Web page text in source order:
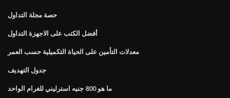
حصة مجلة التداول
أفضل الكتب على الاجهزة التداول
معدلات التأمين على الحياة التكميلية حسب العمر
جدول التهديف
ما هو 800 جنيه استرليني للغرام الواحد